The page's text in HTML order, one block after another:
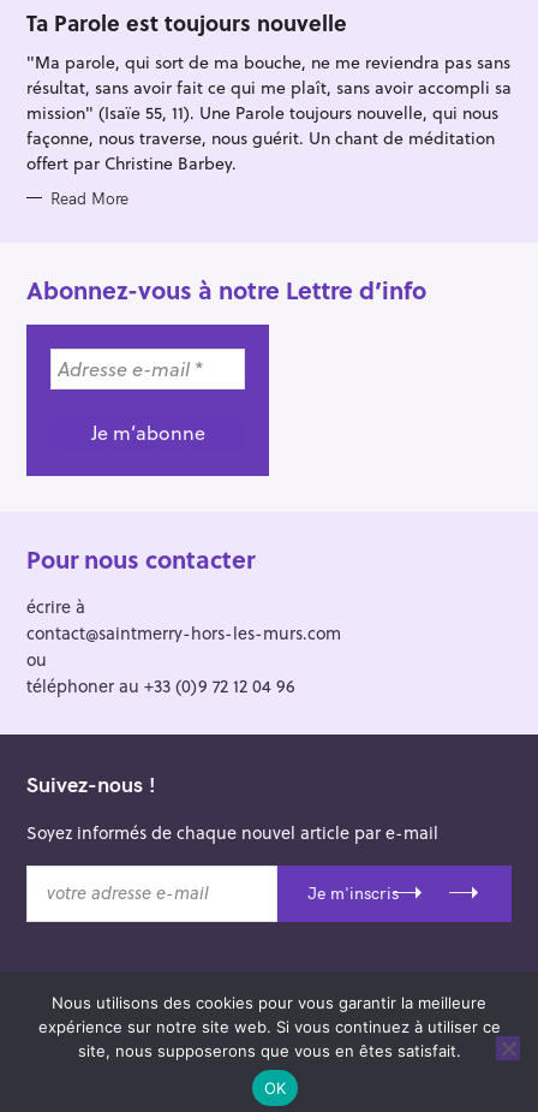
O
R
E
Ta Parole est toujours nouvelle
"Ma parole, qui sort de ma bouche, ne me reviendra pas sans
résultat, sans avoir fait ce qui me plaît, sans avoir accompli sa
mission" (Isaïe 55, 11). Une Parole toujours nouvelle, qui nous
façonne, nous traverse, nous guérit. Un chant de méditation
offert par Christine Barbey.
Read More
Abonnez-vous à notre Lettre d’info
Pour nous contacter
écrire à
contact@saintmerry-hors-les-murs.com
ou
téléphoner au +33 (0)9 72 12 04 96
Suivez-nous !
Soyez informés de chaque nouvel article par e-mail
t
Je m'inscris
© 2026 Saint-Merry Hors-les-Murs.
Theme: Felt byPixelgrade.
Nous utilisons des cookies pour vous garantir la meilleure
expérience sur notre site web. Si vous continuez à utiliser ce
site, nous supposerons que vous en êtes satisfait.
OK